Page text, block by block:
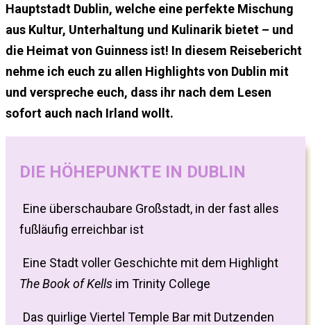
Hauptstadt Dublin, welche eine perfekte Mischung
aus Kultur, Unterhaltung und Kulinarik bietet – und
die Heimat von Guinness ist! In diesem Reisebericht
nehme ich euch zu allen Highlights von Dublin mit
und verspreche euch, dass ihr nach dem Lesen
sofort auch nach Irland wollt.
DIE HÖHEPUNKTE IN DUBLIN
Eine überschaubare Großstadt, in der fast alles
fußläufig erreichbar ist
Eine Stadt voller Geschichte mit dem Highlight
The Book of Kells im Trinity College
Das quirlige Viertel Temple Bar mit Dutzenden